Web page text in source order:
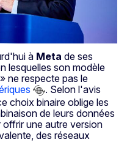
à Meta de ses
lesquelles son modèle
ne respecte pas le
. Selon l'avis
choix binaire oblige les
de leurs données
une autre version
des réseaux